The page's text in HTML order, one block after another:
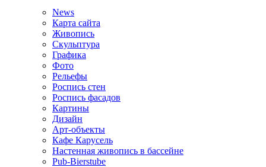
News
Карта сайта
Живопись
Скульптура
Графика
Фото
Рельефы
Роспись стен
Роспись фасадов
Картины
Дизайн
Арт-объекты
Кафе Карусель
Настенная живопись в бассейне
Pub-Bierstube